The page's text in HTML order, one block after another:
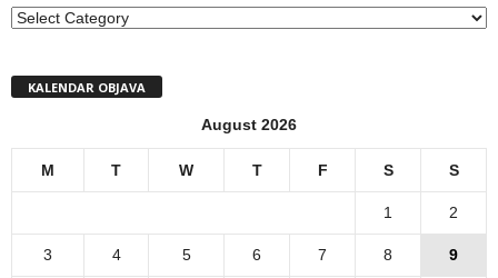
MENI
KALENDAR OBJAVA
August 2026
M T W T F S S
1 2
3 4 5 6 7 8 9